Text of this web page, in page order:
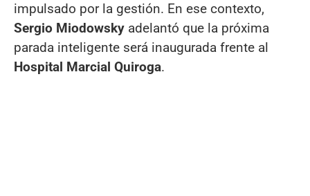
impulsado por la gestión. En ese contexto,
Sergio Miodowsky adelantó que la próxima
parada inteligente será inaugurada frente al
Hospital Marcial Quiroga.